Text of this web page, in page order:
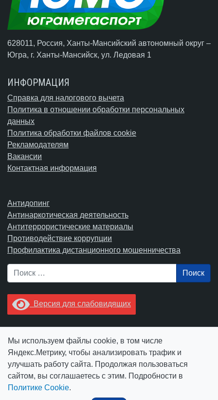
628011, Россия, Ханты-Мансийский автономный округ –
Югра, г. Ханты-Мансийск, ул. Ледовая 1
ИНФОРМАЦИЯ
Справка для налогового вычета
Политика в отношении обработки персональных
данных
Политика обработки файлов cookie
Рекламодателям
Вакансии
Контактная информация
Антидопинг
Антинаркотическая деятельность
Антитеррористические материалы
Противодействие коррупции
Профилактика дистанционного мошенничества
Поиск
Версия для слабовидящих
Ctrl+Enter.
Мы используем файлы cookie, в том числе
Яндекс.Метрику, чтобы анализировать трафик и
улучшать работу сайта. Продолжая пользоваться
сайтом, вы соглашаетесь с этим. Подробности в
Политике Cookie.